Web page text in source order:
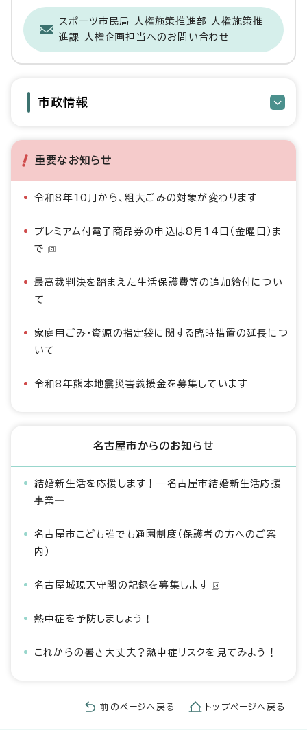
スポーツ市民局 人権施策推進部 人権施策推
進課 人権企画担当へのお問い合わせ
市政情報
重要なお知らせ
令和8年10月から、粗大ごみの対象が変わります
プレミアム付電子商品券の申込は8月14日（金曜日）ま
で
最高裁判決を踏まえた生活保護費等の追加給付につい
て
家庭用ごみ・資源の指定袋に関する臨時措置の延長につ
いて
令和8年熊本地震災害義援金を募集しています
名古屋市からのお知らせ
結婚新生活を応援します！―名古屋市結婚新生活応援
事業―
名古屋市こども誰でも通園制度（保護者の方へのご案
内）
名古屋城現天守閣の記録を募集します
熱中症を予防しましょう！
これからの暑さ大丈夫？熱中症リスクを見てみよう！
前のページへ戻る トップページへ戻る